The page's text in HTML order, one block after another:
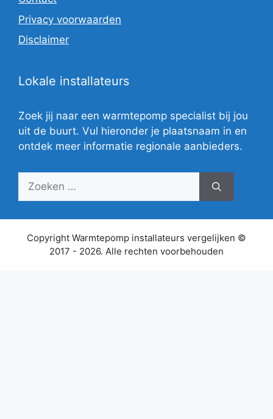
Privacy voorwaarden
Disclaimer
Lokale installateurs
Zoek jij naar een warmtepomp specialist bij jou
uit de buurt. Vul hieronder je plaatsnaam in en
ontdek meer informatie regionale aanbieders.
Zoek
Copyright Warmtepomp installateurs vergelijken ©
2017 - 2026. Alle rechten voorbehouden